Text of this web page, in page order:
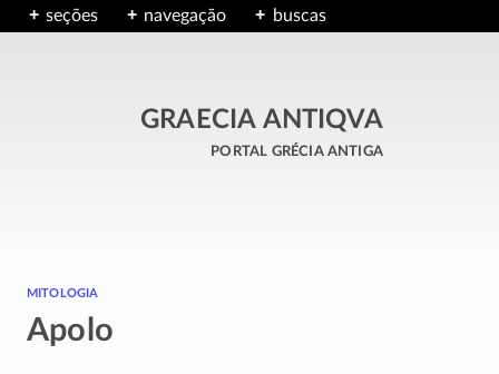
seções navegação buscas
GRAECIA ANTIQVA
portal grécia antiga
mitologia
Apolo